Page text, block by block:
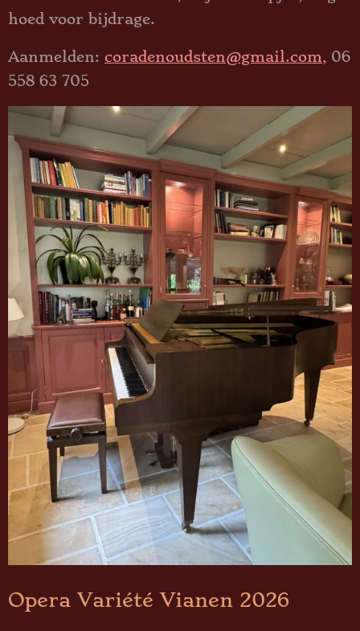
hoed voor bijdrage.
Aanmelden: coradenoudsten@gmail.com, 06
558 63 705
Opera Variété Vianen 2026